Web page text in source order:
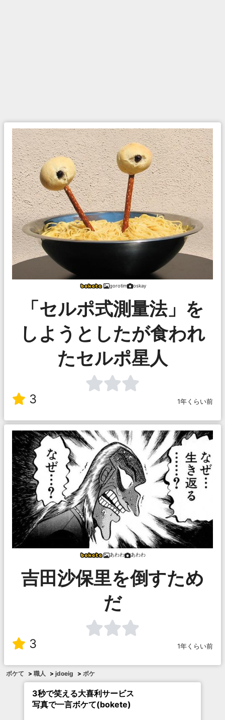
gorotim oskay
「セルポ式測量法」を
しようとしたが食われ
たセルポ星人
3 1年くらい前
あわわ あわわ
吉田沙保里を倒すため
だ
3 1年くらい前
ボケて > 職人 > jdoeig > ボケ
3秒で笑える大喜利サービス
写真で一言ボケて(bokete)